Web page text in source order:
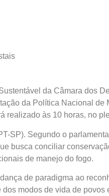
da Câmara dos
da Política Nacional de
realizado às 10 horas, no
SP). Segundo o
busca conciliar
de manejo do fogo.
de paradigma ao
modos de vida de